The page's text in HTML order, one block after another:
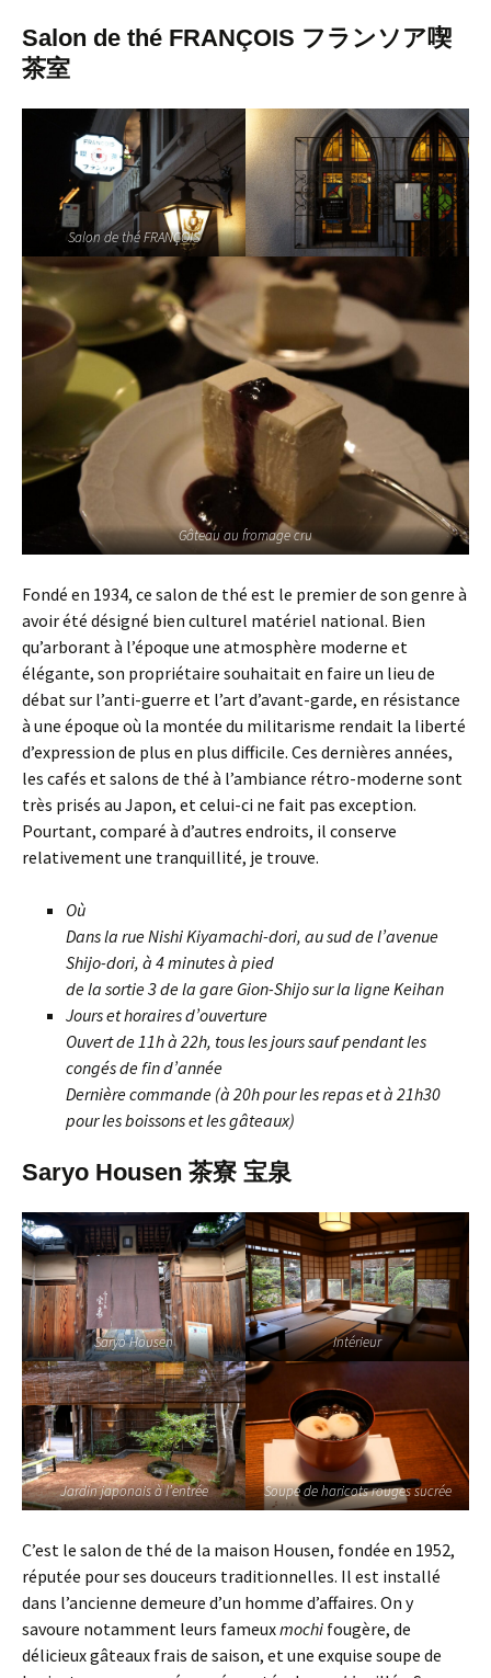
Salon de thé FRANÇOIS フランソア喫
茶室
Salon de thé FRANÇOIS
Gâteau au fromage cru
Fondé en 1934, ce salon de thé est le premier de son genre à
avoir été désigné bien culturel matériel national. Bien
qu’arborant à l’époque une atmosphère moderne et
élégante, son propriétaire souhaitait en faire un lieu de
débat sur l’anti-guerre et l’art d’avant-garde, en résistance
à une époque où la montée du militarisme rendait la liberté
d’expression de plus en plus difficile. Ces dernières années,
les cafés et salons de thé à l’ambiance rétro-moderne sont
très prisés au Japon, et celui-ci ne fait pas exception.
Pourtant, comparé à d’autres endroits, il conserve
relativement une tranquillité, je trouve.
Où
Dans la rue Nishi Kiyamachi-dori, au sud de l’avenue
Shijo-dori, à 4 minutes à pied
de la sortie 3 de la gare Gion-Shijo sur la ligne Keihan
Jours et horaires d’ouverture
Ouvert de 11h à 22h, tous les jours sauf pendant les
congés de fin d’année
Dernière commande (à 20h pour les repas et à 21h30
pour les boissons et les gâteaux)
Saryo Housen 茶寮 宝泉
Saryo Housen Intérieur
Jardin japonais à l’entrée Soupe de haricots rouges sucrée
C’est le salon de thé de la maison Housen, fondée en 1952,
réputée pour ses douceurs traditionnelles. Il est installé
dans l’ancienne demeure d’un homme d’affaires. On y
savoure notamment leurs fameuxmochi fougère, de
délicieux gâteaux frais de saison, et une exquise soupe de